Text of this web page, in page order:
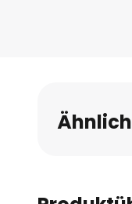
Bildgalerie
springen